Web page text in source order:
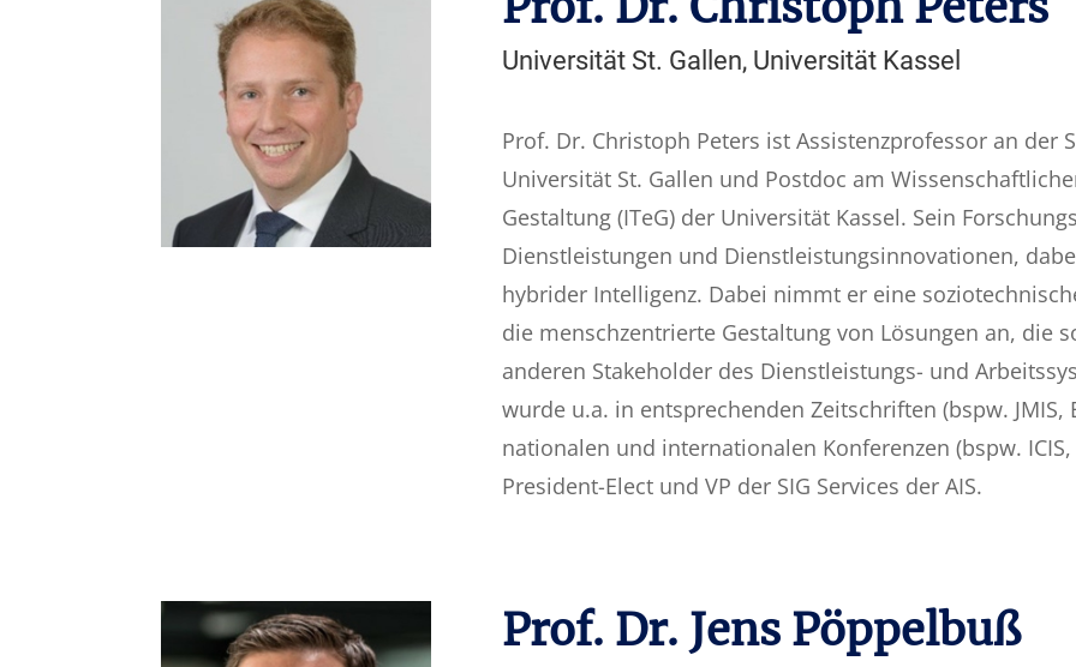
Universität St. Gallen, Universität Kassel
Prof. Dr. Christoph Peters ist Assistenzprofessor an der
Universität St. Gallen und Postdoc am
Gestaltung (ITeG) der Universität Kassel. Sein
Dienstleistungen und Dienstleistungsinnovationen,
hybrider Intelligenz. Dabei nimmt er eine
die menschzentrierte Gestaltung von Lösungen an, die
anderen Stakeholder des Dienstleistungs- und
wurde u.a. in entsprechenden Zeitschriften (bspw. JMIS,
nationalen und internationalen Konferenzen (bspw. ICIS,
President-Elect und VP der SIG Services der AIS.
Prof. Dr. Jens Pöppelbuß